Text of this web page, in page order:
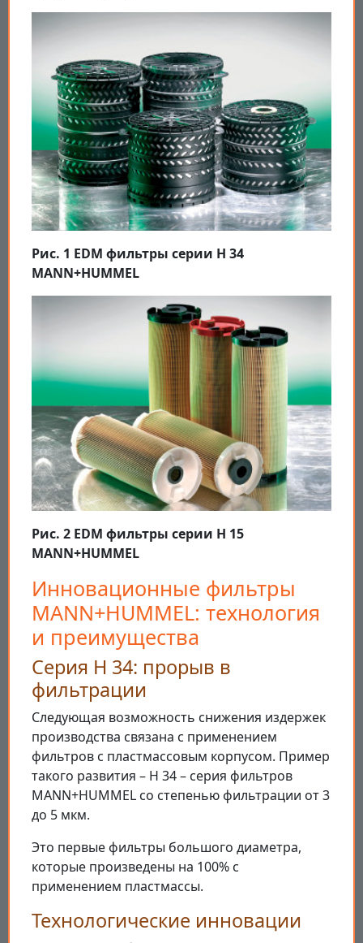
Рис. 1 EDM фильтры серии H 34
MANN+HUMMEL
Рис. 2 EDM фильтры серии H 15
MANN+HUMMEL
Инновационные фильтры
MANN+HUMMEL: технология
и преимущества
Серия H 34: прорыв в
фильтрации
Следующая возможность снижения издержек
производства связана с применением
фильтров с пластмассовым корпусом. Пример
такого развития – H 34 – серия фильтров
MANN+HUMMEL со степенью фильтрации от 3
до 5 мкм.
Это первые фильтры большого диаметра,
которые произведены на 100% с
применением пластмассы.
Технологические инновации